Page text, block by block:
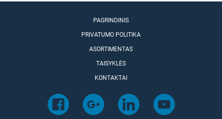
PAGRINDINIS
PRIVATUMO POLITIKA
ASORTIMENTAS
TAISYKLĖS
KONTAKTAI